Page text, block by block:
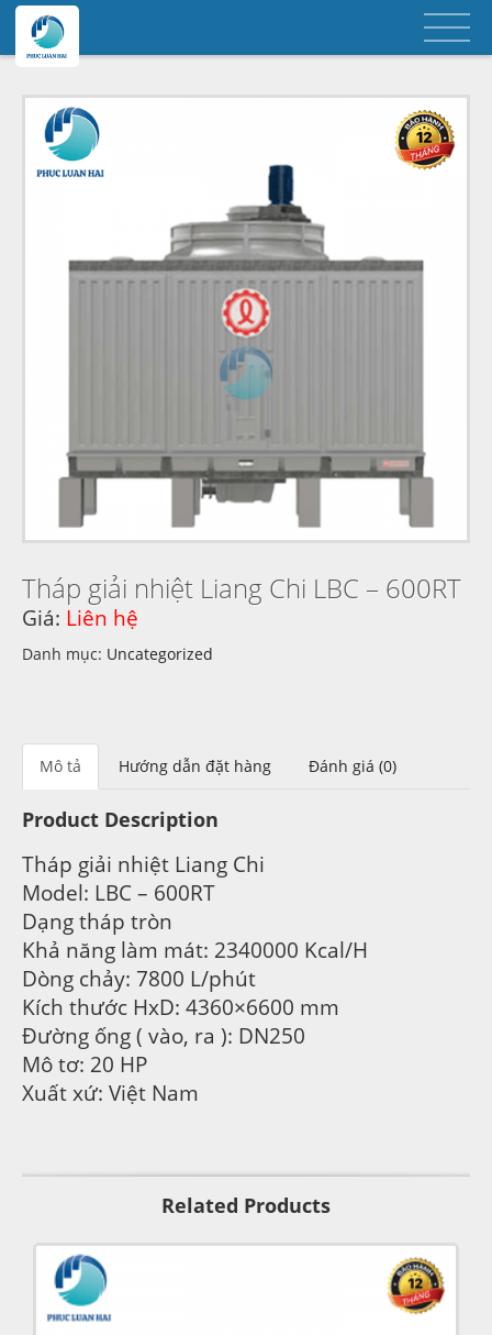
Tháp giải nhiệt Liang Chi LBC – 600RT
Giá: Liên hệ
Danh mục: Uncategorized
Mô tả Hướng dẫn đặt hàng Đánh giá (0)
Product Description
Tháp giải nhiệt Liang Chi
Model: LBC – 600RT
Dạng tháp tròn
Khả năng làm mát: 2340000 Kcal/H
Dòng chảy: 7800 L/phút
Kích thước HxD: 4360×6600 mm
Đường ống ( vào, ra ): DN250
Mô tơ: 20 HP
Xuất xứ: Việt Nam
Related Products